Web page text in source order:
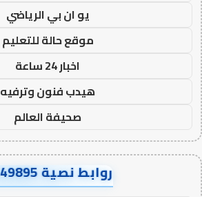
يو ان بي الرياضي
موقع حالة للتعليم
اخبار 24 ساعة
هيدب فنون وترفيه
صحيفة العالم
روابط نصية AA49895